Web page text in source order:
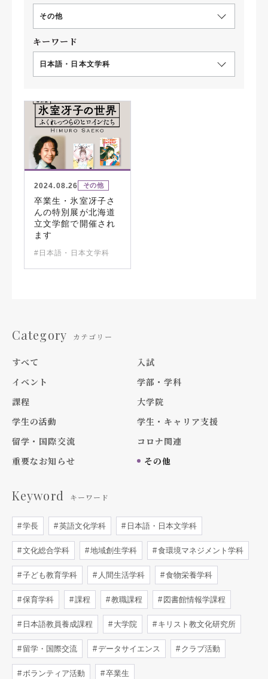
その他
キーワード
日本語・日本文学科
2024.08.26 その他
卒業生・氷室冴子さ
んの特別展が北海道
立文学館で開催され
ます
#日本語・日本文学科
Category カテゴリー
すべて
入試
イベント
学部・学科
課程
大学院
学生の活動
学生・キャリア支援
留学・国際交流
コロナ関連
重要なお知らせ
その他
Keyword キーワード
学長 英語文化学科 日本語・日本文学科
文化総合学科 地域創生学科 食環境マネジメント学科
子ども教育学科 人間生活学科 食物栄養学科
保育学科 課程 教職課程 図書館情報学課程
日本語教員養成課程 大学院 キリスト教文化研究所
留学・国際交流 データサイエンス クラブ活動
ボランティア活動 卒業生